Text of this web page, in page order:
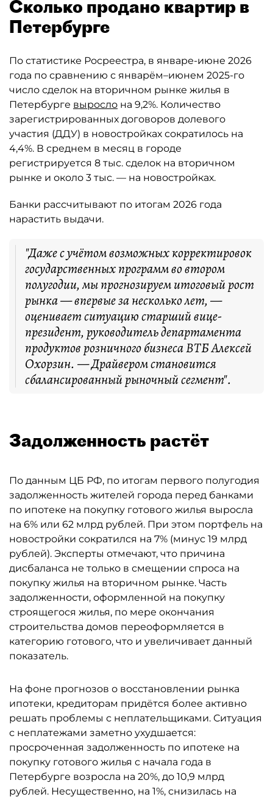
Сколько продано квартир в
Петербурге
По статистике Росреестра, в январе-июне 2026
года по сравнению с январём–июнем 2025-го
число сделок на вторичном рынке жилья в
Петербурге выросло на 9,2%. Количество
зарегистрированных договоров долевого
участия (ДДУ) в новостройках сократилось на
4,4%. В среднем в месяц в городе
регистрируется 8 тыс. сделок на вторичном
рынке и около 3 тыс. — на новостройках.
Банки рассчитывают по итогам 2026 года
нарастить выдачи.
"Даже с учётом возможных корректировок
государственных программ во втором
полугодии, мы прогнозируем итоговый рост
рынка — впервые за несколько лет, —
оценивает ситуацию старший вице-
президент, руководитель департамента
продуктов розничного бизнеса ВТБ Алексей
Охорзин. — Драйвером становится
сбалансированный рыночный сегмент".
Задолженность растёт
По данным ЦБ РФ, по итогам первого полугодия
задолженность жителей города перед банками
по ипотеке на покупку готового жилья выросла
на 6% или 62 млрд рублей. При этом портфель на
новостройки сократился на 7% (минус 19 млрд
рублей). Эксперты отмечают, что причина
дисбаланса не только в смещении спроса на
покупку жилья на вторичном рынке. Часть
задолженности, оформленной на покупку
строящегося жилья, по мере окончания
строительства домов переоформляется в
категорию готового, что и увеличивает данный
показатель.
На фоне прогнозов о восстановлении рынка
ипотеки, кредиторам придётся более активно
решать проблемы с неплательщиками. Ситуация
с неплатежами заметно ухудшается:
просроченная задолженность по ипотеке на
покупку готового жилья с начала года в
Петербурге возросла на 20%, до 10,9 млрд
рублей. Несущественно, на 1%, снизилась на